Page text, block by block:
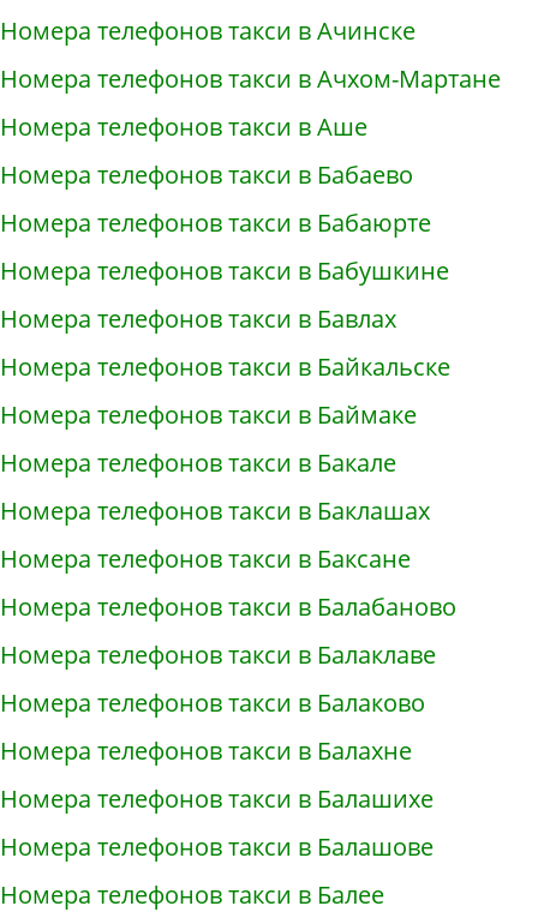
Номера телефонов такси в Ачинске
Номера телефонов такси в Ачхом-Мартане
Номера телефонов такси в Аше
Номера телефонов такси в Бабаево
Номера телефонов такси в Бабаюрте
Номера телефонов такси в Бабушкине
Номера телефонов такси в Бавлах
Номера телефонов такси в Байкальске
Номера телефонов такси в Баймаке
Номера телефонов такси в Бакале
Номера телефонов такси в Баклашах
Номера телефонов такси в Баксане
Номера телефонов такси в Балабаново
Номера телефонов такси в Балаклаве
Номера телефонов такси в Балаково
Номера телефонов такси в Балахне
Номера телефонов такси в Балашихе
Номера телефонов такси в Балашове
Номера телефонов такси в Балее